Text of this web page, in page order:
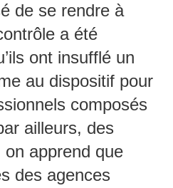
de se rendre à
a été
ont insufflé un
au dispositif pour
composés
ailleurs, des
apprend que
des agences